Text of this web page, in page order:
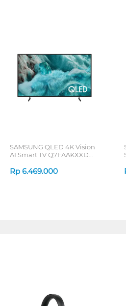
SAMSUNG QLED 4K Vision
AI Smart TV Q7FAAKXXD
Rp 6.469.000